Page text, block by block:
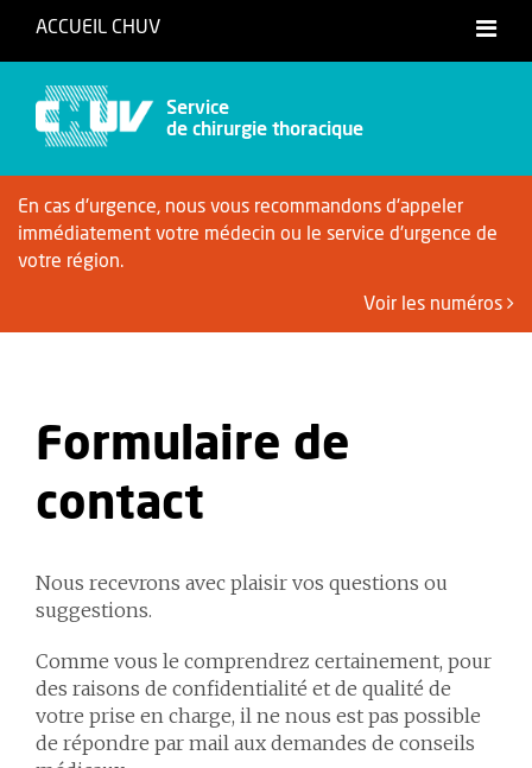
ACCUEIL CHUV
Service
de chirurgie thoracique
En cas d'urgence, nous vous recommandons d'appeler
immédiatement votre médecin ou le service d'urgence de
votre région.
Voir les numéros
Formulaire de
contact
Nous recevrons avec plaisir vos questions ou
suggestions.
Comme vous le comprendrez certainement, pour
des raisons de confidentialité et de qualité de
votre prise en charge, il ne nous est pas possible
de répondre par mail aux demandes de conseils